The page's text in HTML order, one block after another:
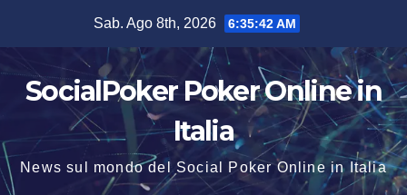
contenuto
Sab. Ago 8th, 2026 6:35:43 AM
SocialPoker Poker Online in
Italia
News sul mondo del Social Poker Online in Italia